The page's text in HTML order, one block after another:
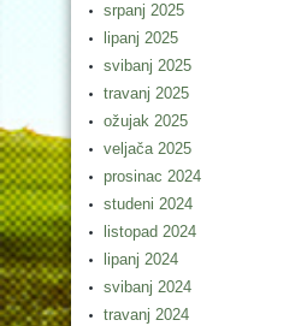
srpanj 2025
lipanj 2025
svibanj 2025
travanj 2025
ožujak 2025
veljača 2025
prosinac 2024
studeni 2024
listopad 2024
lipanj 2024
svibanj 2024
travanj 2024